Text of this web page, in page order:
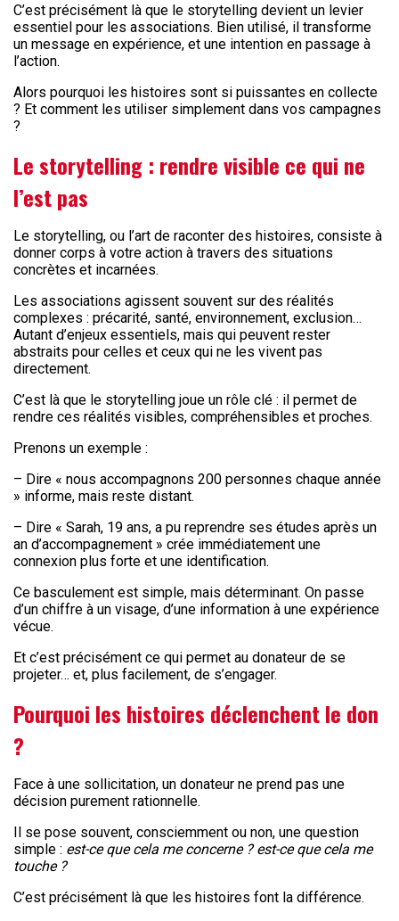
C’est précisément là que le storytelling devient un levier
essentiel pour les associations. Bien utilisé, il transforme
un message en expérience, et une intention en passage à
l’action.
Alors pourquoi les histoires sont si puissantes en collecte
? Et comment les utiliser simplement dans vos campagnes
?
Le storytelling : rendre visible ce qui ne
l’est pas
Le storytelling, ou l’art de raconter des histoires, consiste à
donner corps à votre action à travers des situations
concrètes et incarnées.
Les associations agissent souvent sur des réalités
complexes : précarité, santé, environnement, exclusion…
Autant d’enjeux essentiels, mais qui peuvent rester
abstraits pour celles et ceux qui ne les vivent pas
directement.
C’est là que le storytelling joue un rôle clé : il permet de
rendre ces réalités visibles, compréhensibles et proches.
Prenons un exemple :
– Dire « nous accompagnons 200 personnes chaque année
» informe, mais reste distant.
– Dire « Sarah, 19 ans, a pu reprendre ses études après un
an d’accompagnement » crée immédiatement une
connexion plus forte et une identification.
Ce basculement est simple, mais déterminant. On passe
d’un chiffre à un visage, d’une information à une expérience
vécue.
Et c’est précisément ce qui permet au donateur de se
projeter… et, plus facilement, de s’engager.
Pourquoi les histoires déclenchent le don
?
Face à une sollicitation, un donateur ne prend pas une
décision purement rationnelle.
Il se pose souvent, consciemment ou non, une question
simple : est-ce que cela me concerne ? est-ce que cela me
touche ?
C’est précisément là que les histoires font la différence.